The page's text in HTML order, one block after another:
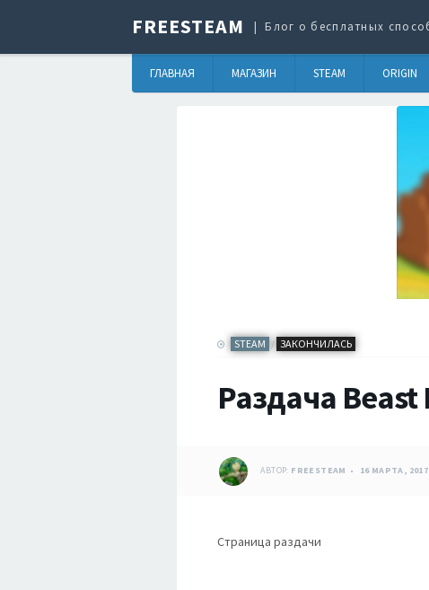
FREESTEAM Блог о бесплатных
ГЛАВНАЯ МАГАЗИН STEAM ORIGIN
STEAM / ЗАКОНЧИЛАСЬ
Раздача Beast
АВТОР: FREESTEAM 16 МАРТА, 2017
Страница раздачи